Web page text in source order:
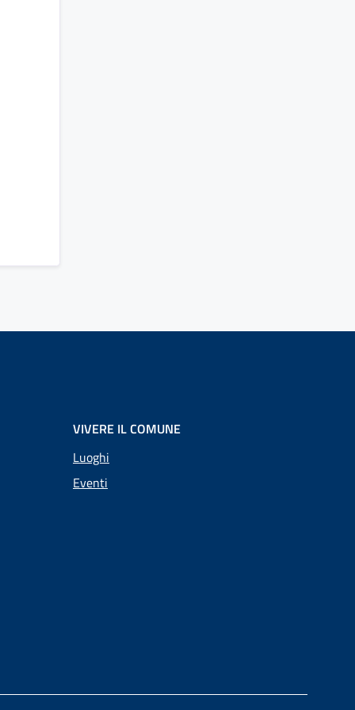
VIVERE IL COMUNE
Luoghi
Eventi